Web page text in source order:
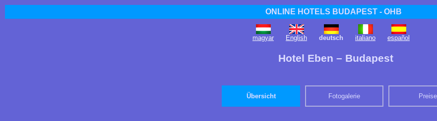
ONLINE HOTELS BUDAPEST - OHB
magyar English deutsch italiano español
Hotel Eben – Budapest
Übersicht Fotogalerie Preise